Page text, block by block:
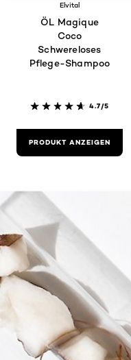
Elvital
ÖL Magique
Coco
Schwereloses
Pflege-Shampoo
4.7/5
PRODUKT ANZEIGEN